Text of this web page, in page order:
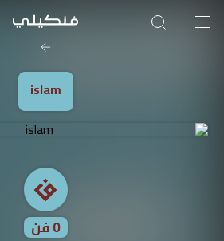
islam
0فن
صورة الغلاف من فن
SOUFIANE Abid